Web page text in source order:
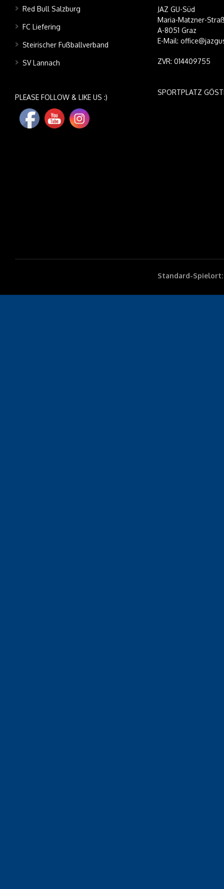
Red Bull Salzburg
FC Liefering
Steirischer Fußballverband
SV Lannach
PLEASE FOLLOW & LIKE US :)
JAZ GU-Süd
Maria-Matzner-
A-8051 Graz
E-Mail:
ZVR: 014409755
SPORTPLATZ
Standard-Spielort: